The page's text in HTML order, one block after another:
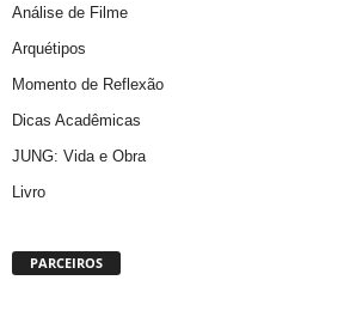
Análise de Filme
Arquétipos
Momento de Reflexão
Dicas Acadêmicas
JUNG: Vida e Obra
Livro
PARCEIROS